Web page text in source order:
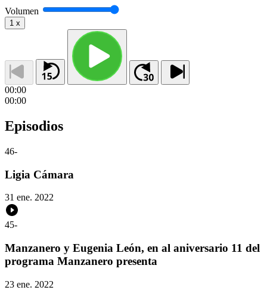
Volumen
1 x
00:00
00:00
Episodios
46-
Ligia Cámara
31 ene. 2022
45-
Manzanero y Eugenia León, en al aniversario 11 del
programa Manzanero presenta
23 ene. 2022